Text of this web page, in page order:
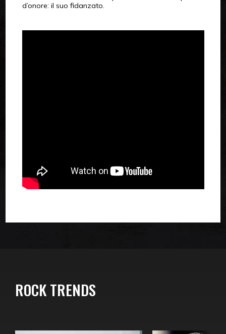
d’onore: il suo fidanzato.
ROCK TRENDS